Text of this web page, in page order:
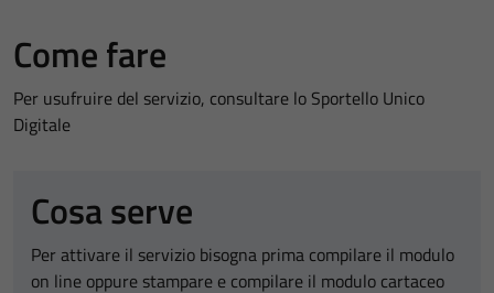
Come fare
Per usufruire del servizio, consultare lo Sportello Unico
Digitale
Cosa serve
Per attivare il servizio bisogna prima compilare il modulo
on line oppure stampare e compilare il modulo cartaceo